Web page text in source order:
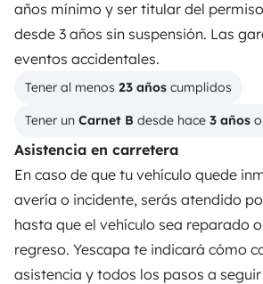
años mínimo y ser titular del
desde 3 años sin suspensión. Las
eventos accidentales.
Tener al menos 23 años cumplidos
Tener un Carnet B desde hace 3 años
Asistencia en carretera
En caso de que tu vehículo quede
avería o incidente, serás atendido
hasta que el vehículo sea reparado
regreso. Yescapa te indicará cómo
asistencia y todos los pasos a seguir
ALQUILER AUTOCARAVANAS
¿Cómo funciona?
Alquilar una autocaravana
Tus primeros pasos en autocaravana
Las opiniones de nuestros usuarios
Ayuda viajero
PROPIETARIOS